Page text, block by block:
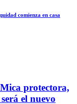
comienza en casa
protectora,
el nuevo